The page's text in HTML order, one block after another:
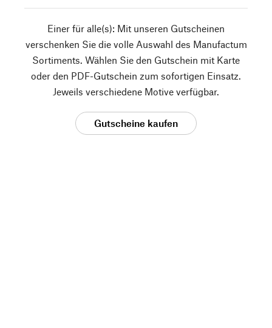
Einer für alle(s): Mit unseren Gutscheinen
verschenken Sie die volle Auswahl des Manufactum
Sortiments. Wählen Sie den Gutschein mit Karte
oder den PDF-Gutschein zum sofortigen Einsatz.
Jeweils verschiedene Motive verfügbar.
Gutscheine kaufen